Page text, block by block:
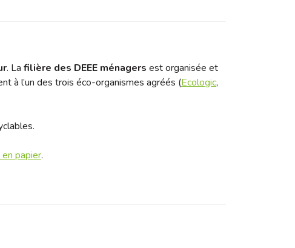
. La filière des DEEE ménagers est organisée et
à l’un des trois éco-organismes agréés (Ecologic,
papier.